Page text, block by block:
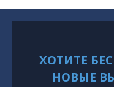
ХОТИТЕ
НОВЫЕ